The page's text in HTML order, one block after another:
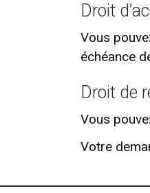
Droit
Vous
échéance
Droit de
Vous
Votre